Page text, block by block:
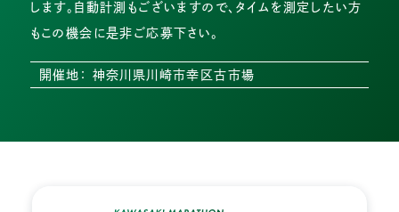
します。自動計測もございますので、タイムを測定したい方
もこの機会に是非ご応募下さい。
開催地： 神奈川県川崎市幸区古市場